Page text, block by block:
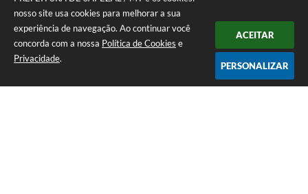
nosso site usa cookies para melhorar a sua
experiência de navegação. Ao continuar você
concorda com a nossa Política de Cookies e
Privacidade.
ACEITAR
PERSONALIZAR